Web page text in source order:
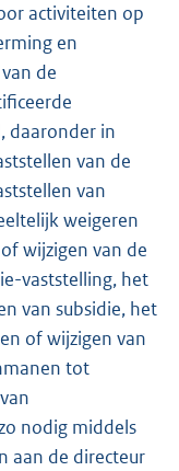
activiteiten op
en
de
daaronder in
van de
van
weigeren
wijzigen van de
vaststelling, het
van subsidie, het
of wijzigen van
tot
nodig middels
aan de directeur